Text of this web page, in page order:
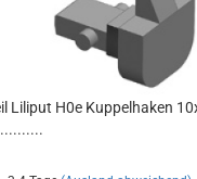
Liliput H0e Kuppelhaken